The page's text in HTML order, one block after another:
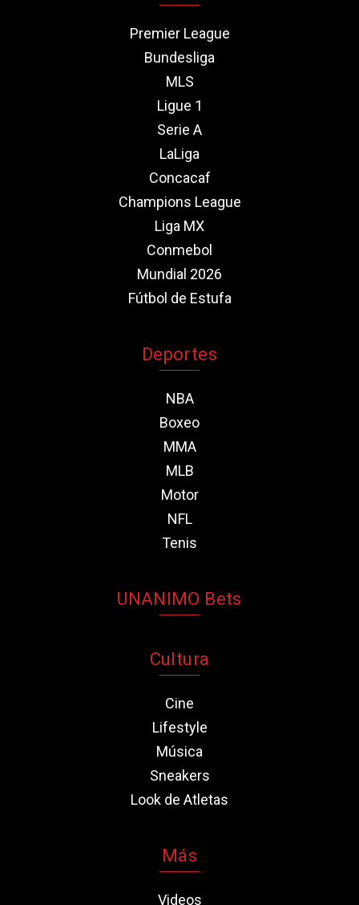
Premier League
Bundesliga
MLS
Ligue 1
Serie A
LaLiga
Concacaf
Champions League
Liga MX
Conmebol
Mundial 2026
Fútbol de Estufa
Deportes
NBA
Boxeo
MMA
MLB
Motor
NFL
Tenis
UNANIMO Bets
Cultura
Cine
Lifestyle
Música
Sneakers
Look de Atletas
Más
Videos